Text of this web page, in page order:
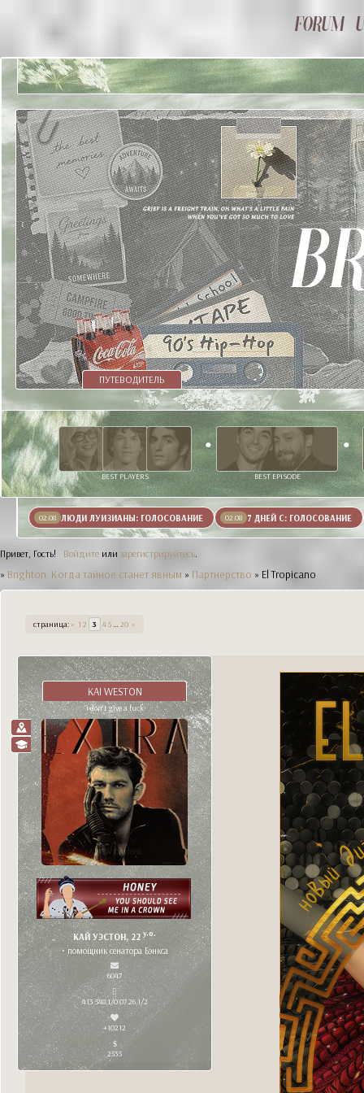
ПУТЕВОДИТЕЛЬ
BEST PLAYERS BEST EPISODE
02.08 ЛЮДИ ЛУИЗИАНЫ: ГОЛОСОВАНИЕ 02.08 7 ДНЕЙ С: ГОЛОСОВАНИЕ
Привет, Гость! Войдите или зарегистрируйтесь.
» Brighton. Когда тайное станет явным » Партнерство » El Tropicano
страница: « 1 2 3 45… 20 »
KAI WESTON
i don't give a fuck
КАЙ УЭСТОН, 22 y.o.
• помощник сенатора Бэнкса
6047
413 548,1/0 07.26,1/2
+10212
2535